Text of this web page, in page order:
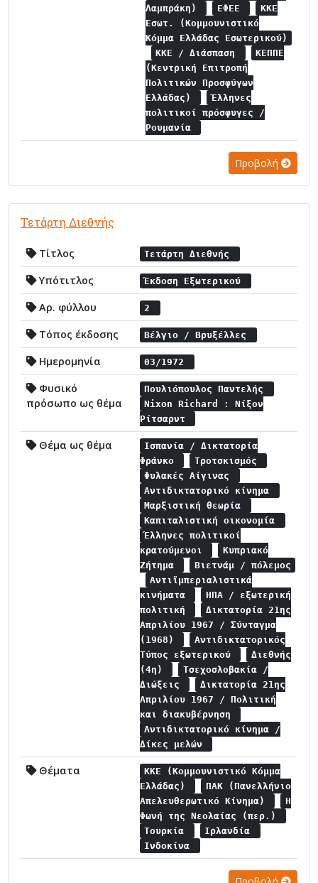
Λαμπράκη)
ΕΦΕΕ
ΚΚΕ
Εσωτ. (Κομμουνιστικό
Κόμμα Ελλάδας Εσωτερικού)
ΚΚΕ / Διάσπαση
ΚΕΠΠΕ
(Κεντρική Επιτροπή
Πολιτικών Προσφύγων
Ελλάδας)
Έλληνες
πολιτικοί πρόσφυγες /
Ρουμανία
Προβολή
Τετάρτη Διεθνής
Τίτλος Τετάρτη Διεθνής
Υπότιτλος Έκδοση Εξωτερικού
Αρ. φύλλου 2
Τόπος έκδοσης Βέλγιο / Βρυξέλλες
Ημερομηνία 03/1972
Φυσικό
πρόσωπο ως θέμα
Πουλιόπουλος Παντελής
Nixon Richard : Νίξον
Ρίτσαρντ
Θέμα ως θέμα
Ισπανία / Δικτατορία
Φράνκο
Τροτσκισμός
Φυλακές Αίγινας
Αντιδικτατορικό κίνημα
Μαρξιστική θεωρία
Καπιταλιστική οικονομία
Έλληνες πολιτικοί
κρατούμενοι
Κυπριακό
Ζήτημα
Βιετνάμ / πόλεμος
Αντιϊμπεριαλιστικά
κινήματα
ΗΠΑ / εξωτερική
πολιτική
Δικτατορία 21ης
Απριλίου 1967 / Σύνταγμα
(1968)
Αντιδικτατορικός
Τύπος εξωτερικού
Διεθνής
(4η)
Τσεχοσλοβακία /
Διώξεις
Δικτατορία 21ης
Απριλίου 1967 / Πολιτική
και διακυβέρνηση
Αντιδικτατορικό κίνημα /
Δίκες μελών
Θέματα
ΚΚΕ (Κομμουνιστικό Κόμμα
Ελλάδας)
ΠΑΚ (Πανελλήνιο
Απελευθερωτικό Κίνημα)
Η
Φωνή της Νεολαίας (περ.)
Τουρκία
Ιρλανδία
Ινδοκίνα